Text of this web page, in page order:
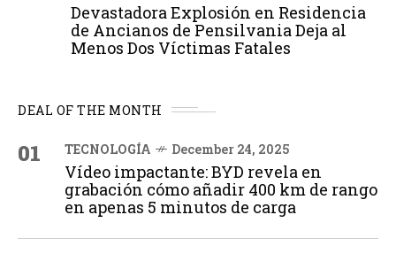
Devastadora Explosión en Residencia
de Ancianos de Pensilvania Deja al
Menos Dos Víctimas Fatales
DEAL OF THE MONTH
01 TECNOLOGÍA December 24, 2025
Vídeo impactante: BYD revela en
grabación cómo añadir 400 km de rango
en apenas 5 minutos de carga